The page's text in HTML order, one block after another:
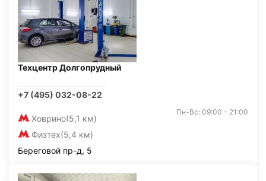
Техцентр Долгопрудный
+7 (495) 032-08-22
Ховрино(5,1 км)
Физтех(5,4 км)
Пн-Вс: 09:00 - 21:00
Береговой пр-д, 5